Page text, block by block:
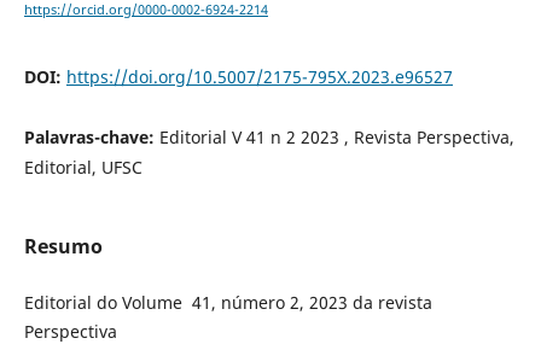
https://orcid.org/0000-0002-6924-2214
DOI: https://doi.org/10.5007/2175-795X.2023.e96527
Palavras-chave: Editorial V 41 n 2 2023 , Revista Perspectiva,
Editorial, UFSC
Resumo
Editorial do Volume 41, número 2, 2023 da revista
Perspectiva